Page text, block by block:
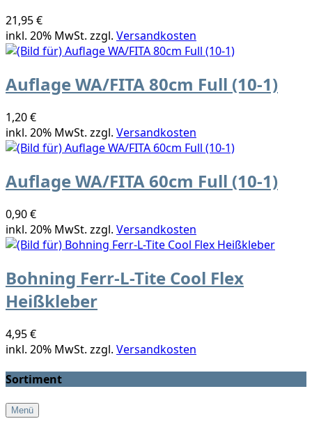
21,95 €
inkl. 20% MwSt. zzgl. Versandkosten
Auflage WA/FITA 80cm Full (10-1)
1,20 €
inkl. 20% MwSt. zzgl. Versandkosten
Auflage WA/FITA 60cm Full (10-1)
0,90 €
inkl. 20% MwSt. zzgl. Versandkosten
Bohning Ferr-L-Tite Cool Flex
Heißkleber
4,95 €
inkl. 20% MwSt. zzgl. Versandkosten
Sortiment
Menü